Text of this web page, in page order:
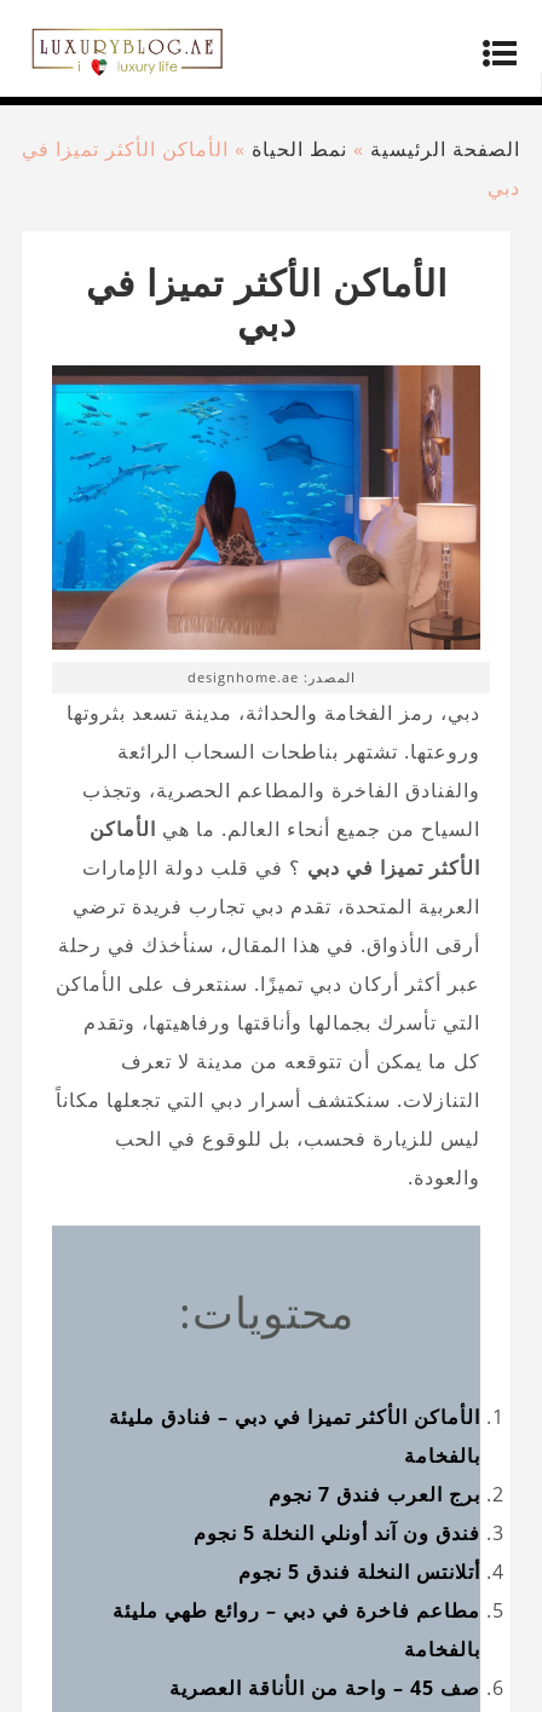
الصفحة الرئيسية » نمط الحياة » الأماكن الأكثر تميزا في
دبي
الأماكن الأكثر تميزا في
دبي
المصدر: designhome.ae
دبي، رمز الفخامة والحداثة، مدينة تسعد بثروتها
وروعتها. تشتهر بناطحات السحاب الرائعة
والفنادق الفاخرة والمطاعم الحصرية، وتجذب
السياح من جميع أنحاء العالم. ما هي الأماكن
الأكثر تميزا في دبي ؟ في قلب دولة الإمارات
العربية المتحدة، تقدم دبي تجارب فريدة ترضي
أرقى الأذواق. في هذا المقال، سنأخذك في رحلة
عبر أكثر أركان دبي تميزًا. سنتعرف على الأماكن
التي تأسرك بجمالها وأناقتها ورفاهيتها، وتقدم
كل ما يمكن أن تتوقعه من مدينة لا تعرف
التنازلات. سنكتشف أسرار دبي التي تجعلها مكاناً
ليس للزيارة فحسب، بل للوقوع في الحب
والعودة.
محتويات:
الأماكن الأكثر تميزا في دبي – فنادق مليئة
بالفخامة
برج العرب فندق 7 نجوم
فندق ون آند أونلي النخلة 5 نجوم
أتلانتس النخلة فندق 5 نجوم
مطاعم فاخرة في دبي – روائع طهي مليئة
بالفخامة
صف 45 – واحة من الأناقة العصرية